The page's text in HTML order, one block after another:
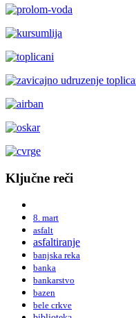
Ključne reči
8. mart
asfalt
asfaltiranje
banjska reka
banka
bankarstvo
bazen
bele crkve